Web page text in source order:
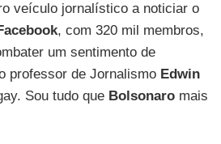
veículo jornalístico a noticiar o
, com 320 mil membros,
um sentimento de
professor de Jornalismo Edwin
Sou tudo que Bolsonaromais